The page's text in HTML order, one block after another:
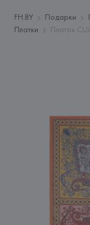
FH.BY Подарки
Платки
Платок